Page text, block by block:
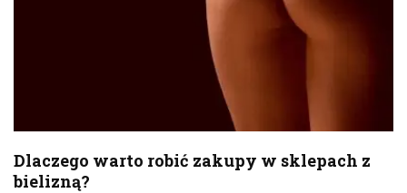
Dlaczego warto robić zakupy w sklepach z
bielizną?